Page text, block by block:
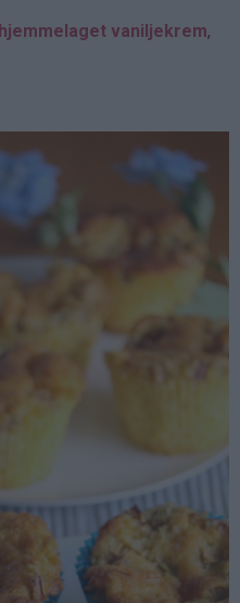
hjemmelaget vaniljekrem,